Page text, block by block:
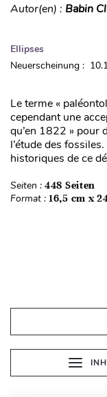
Autor(en) : Babin
Ellipses
Neuerscheinung :
Le terme «
cependant une
qu’en 1822 » pour
l’étude des
historiques de ce
Seiten : 448 Seiten
Format : 16,5 cm x